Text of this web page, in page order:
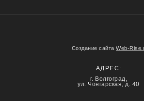
Создание сайта Web-
АДРЕС:
г. Волгоград,
ул. Чонгарская, д. 40